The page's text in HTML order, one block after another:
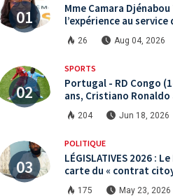
Mme Camara
l’expérience au service
territoriaux sous la
République
26 Aug 04, 2026
SPORTS
Portugal - RD Congo
ans, Cristiano
encore le niveau
204 Jun 18, 2026
POLITIQUE
LÉGISLATIVES 2026 :
carte du « contrat
une arène politique
175 May 23, 2026